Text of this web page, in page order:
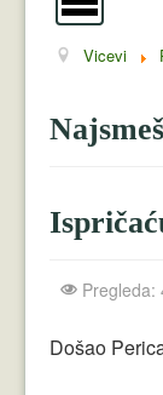
Vicevi
Mujo i Haso
Perica
Vicevi
Pregleda:
Došao